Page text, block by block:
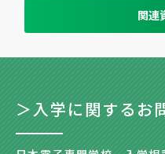
関連
＞入学に関するお